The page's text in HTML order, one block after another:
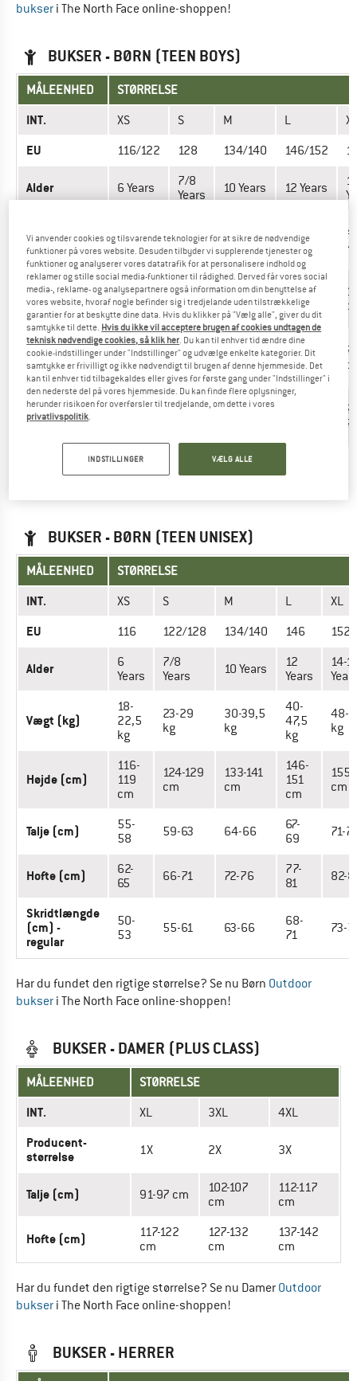
bukser i The North Face online-shoppen!
BUKSER - BØRN (TEEN BOYS)
MÅLEENHED STØRRELSE
INT. XS S M L
EU 116/122 128 134/140 146/152
Alder 6 Years
7/8
Years
10 Years 12 Years
Vægt (kg)
18-22,5
kg
29
kg
30-39,5
kg
40-47,5
kg
Højde (cm)
116-119
cm
124-
129
cm
133-141
cm
146-151
cm
Talje (cm)
55,5-59
cm
61-
63,5
cm
63,5-66
cm
67-70
cm
Skridtlængde
(cm) -
57-
64,5-70
Har du fundet den rigtige størrelse? Se nu BørnOutdoor
BUKSER - BØRN (TEEN UNISEX)
MÅLEENHED STØRRELSE
INT. XS S M L XL
EU 116 122/128 134/140 146
Alder
6
Years
7/8
Years
10 Years
12
Years
14-
Vægt (kg)
18-
22,5
kg
23-29
kg
30-39,5
kg
40-
47,5
kg
48-
kg
Højde (cm)
116-
119
cm
124-129
cm
133-141
cm
146-
151
cm
cm
Talje (cm)
55-
58
59-63 64-66
67-
69
71-
Hofte (cm)
62-
65
66-71 72-76
77-
81
82-
Skridtlængde
(cm) -
regular
50-
53
55-61 63-66
68-
71
73-
Har du fundet den rigtige størrelse? Se nu Børn Outdoor
bukser i The North Face online-shoppen!
BUKSER - DAMER (PLUS CLASS)
MÅLEENHED STØRRELSE
INT. XL 3XL 4XL
Producent-
størrelse
1X 2X 3X
Talje (cm) 91-97 cm
102-107
cm
112-117
cm
Hofte (cm)
117-122
cm
127-132
cm
137-142
cm
Har du fundet den rigtige størrelse? Se nu Damer Outdoor
bukser i The North Face online-shoppen!
BUKSER - HERRER
Vi anvender cookies og tilsvarende teknologier for at sikre de nødvendige
funktioner på vores website. Desuden tilbyder vi supplerende tjenester og
funktioner og analyserer vores datatrafik for at personalisere indhold og
reklamer og stille social media-funktioner til rådighed. Derved får vores social
media-, reklame- og analysepartnere også information om din benyttelse af
vores website, hvoraf nogle befinder sig i tredjelande uden tilstrækkelige
garantier for at beskytte dine data. Hvis du klikker på "Vælg alle", giver du dit
samtykke til dette. Hvis du ikke vil acceptere brugen af cookies undtagen de
teknisk nødvendige cookies, så klik her. Du kan til enhver tid ændre dine
cookie-indstillinger under "Indstillinger" og udvælge enkelte kategorier. Dit
samtykke er frivilligt og ikke nødvendigt til brugen af denne hjemmeside. Det
kan til enhver tid tilbagekaldes eller gives for første gang under "Indstillinger" i
den nederste del på vores hjemmeside. Du kan finde flere oplysninger,
herunder risikoen for overførsler til tredjelande, om dette i vores
privatlivspolitik.
INDSTILLINGER VÆLG ALLE